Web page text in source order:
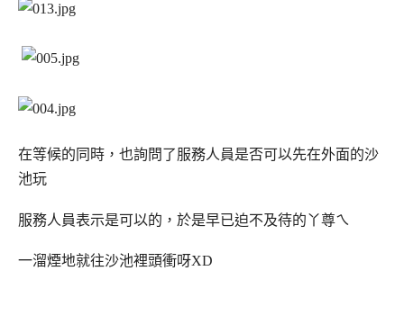
在等候的同時，也詢問了服務人員是否可以先在外面的沙
池玩
服務人員表示是可以的，於是早已迫不及待的丫尊ㄟ
一溜煙地就往沙池裡頭衝呀XD